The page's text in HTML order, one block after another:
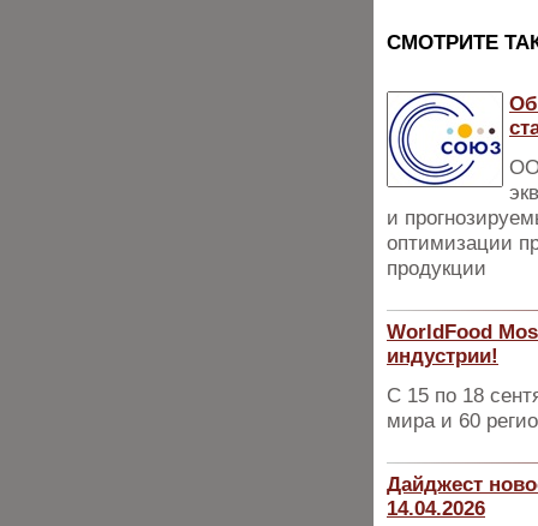
CМОТРИТЕ
и
опти­мизации
про­дукции
WorldFood
индустрии!
С 15 по 18
мира и 60
Дайджест
14.04.2026